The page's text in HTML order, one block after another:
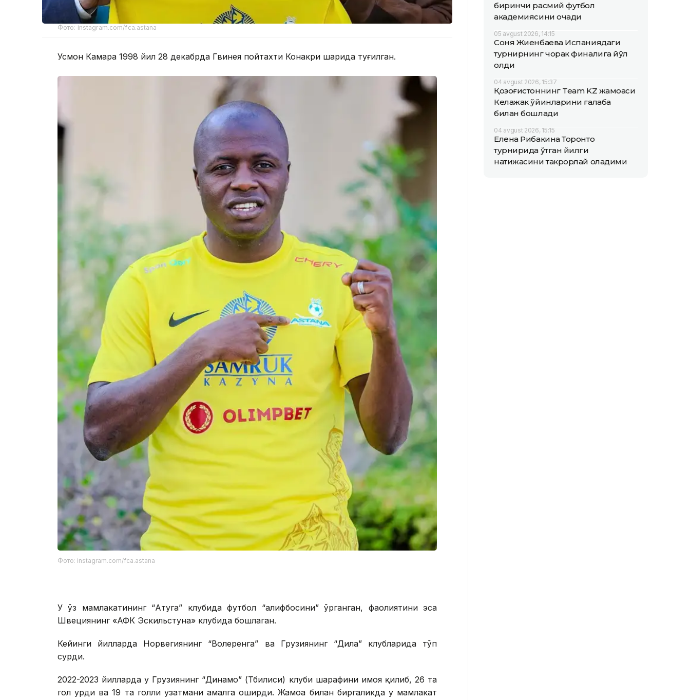
Фото: instagram.com/fca.astana
Усмон Камара 1998 йил 28 декабрда Гвинея пойтахти Конакри шаҳрида туғилган.
Фото: instagram.com/fca.astana
У ўз мамлакатининг “Атуга” клубида футбол “алифбосини” ўрганган, фаолиятини эса
Швециянинг «АФК Эскильстуна» клубида бошлаган.
Кейинги йилларда Норвегиянинг “Волеренга” ва Грузиянинг “Дила” клубларида тўп
сурди.
2022-2023 йилларда у Грузиянинг “Динамо” (Тбилиси) клуби шарафини ҳимоя қилиб, 26 та
гол урди ва 19 та голли узатмани амалга оширди. Жамоа билан биргаликда у мамлакат
биринчи расмий футбол
академиясини очади
05 avgust 2026, 14:15
Соня Жиенбаева Испаниядаги
турнирнинг чорак финалига йўл
олди
04 avgust 2026, 15:37
Қозоғистоннинг Team KZ жамоаси
Келажак ўйинларини ғалаба
билан бошлади
04 avgust 2026, 15:15
Елена Рибакина Торонто
турнирида ўтган йилги
натижасини такрорлай оладими